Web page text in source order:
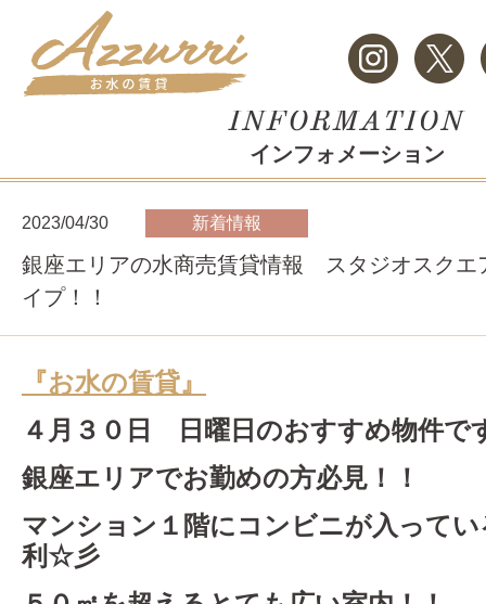
インフォメーション
2023/04/30 新着情報
銀座エリアの水商売賃貸情報 スタジオスク
イプ！！
『お水の賃貸』
４月３０日 日曜日のおすすめ物件で
銀座エリアでお勤めの方必見！！
マンション１階にコンビニが入って
利☆彡